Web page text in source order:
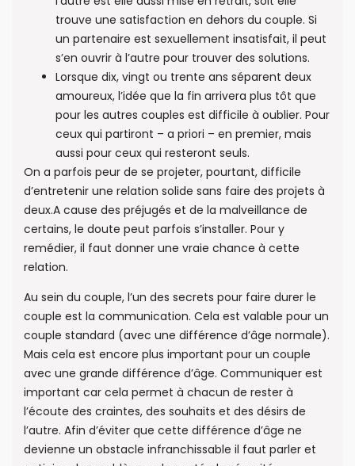
trouve une satisfaction en dehors du couple. Si
un partenaire est sexuellement insatisfait, il peut
s’en ouvrir à l’autre pour trouver des solutions.
Lorsque dix, vingt ou trente ans séparent deux
amoureux, l’idée que la fin arrivera plus tôt que
pour les autres couples est difficile à oublier. Pour
ceux qui partiront – a priori – en premier, mais
aussi pour ceux qui resteront seuls.
On a parfois peur de se projeter, pourtant, difficile
d’entretenir une relation solide sans faire des projets à
deux.A cause des préjugés et de la malveillance de
certains, le doute peut parfois s’installer. Pour y
remédier, il faut donner une vraie chance à cette
relation.
Au sein du couple, l’un des secrets pour faire durer le
couple est la communication. Cela est valable pour un
couple standard (avec une différence d’âge normale).
Mais cela est encore plus important pour un couple
avec une grande différence d’âge. Communiquer est
important car cela permet à chacun de rester à
l’écoute des craintes, des souhaits et des désirs de
l’autre. Afin d’éviter que cette différence d’âge ne
devienne un obstacle infranchissable il faut parler et